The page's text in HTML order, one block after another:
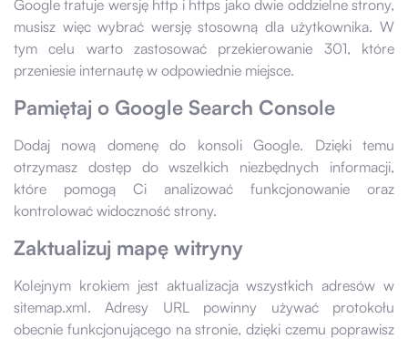
Google tratuje wersję http i https jako dwie oddzielne strony,
musisz więc wybrać wersję stosowną dla użytkownika. W
tym celu warto zastosować przekierowanie 301, które
przeniesie internautę w odpowiednie miejsce.
Pamiętaj o Google Search Console
Dodaj nową domenę do konsoli Google. Dzięki temu
otrzymasz dostęp do wszelkich niezbędnych informacji,
które pomogą Ci analizować funkcjonowanie oraz
kontrolować widoczność strony.
Zaktualizuj mapę witryny
Kolejnym krokiem jest aktualizacja wszystkich adresów w
sitemap.xml. Adresy URL powinny używać protokołu
obecnie funkcjonującego na stronie, dzięki czemu poprawisz